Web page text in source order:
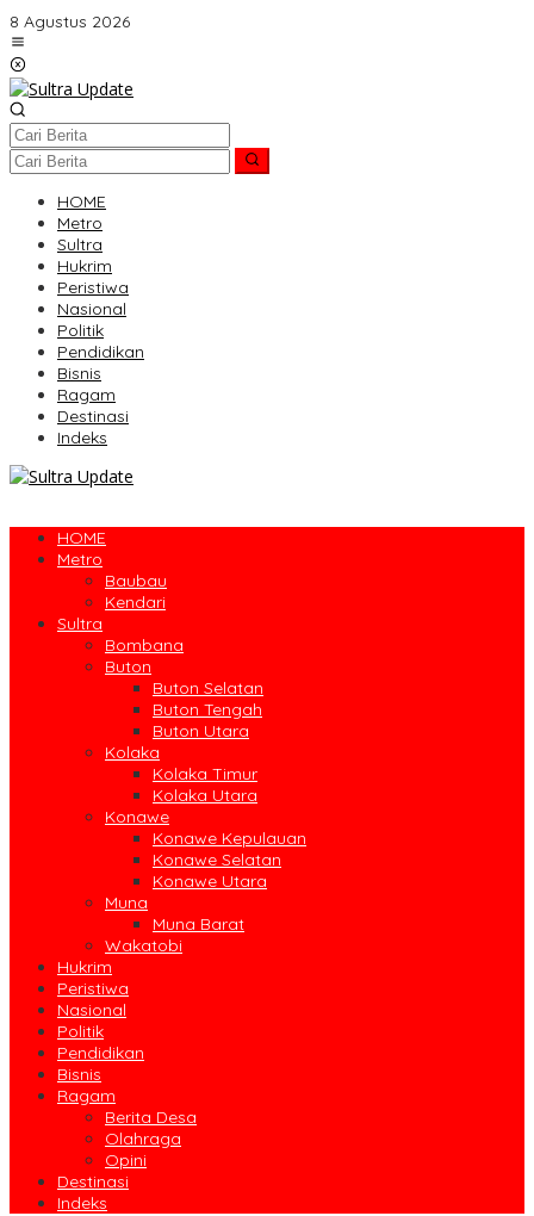
Lewati
ke
konten
8 Agustus 2026
HOME
Metro
Sultra
Hukrim
Peristiwa
Nasional
Politik
Pendidikan
Bisnis
Ragam
Destinasi
Indeks
HOME
Metro
Baubau
Kendari
Sultra
Bombana
Buton
Buton Selatan
Buton Tengah
Buton Utara
Kolaka
Kolaka Timur
Kolaka Utara
Konawe
Konawe Kepulauan
Konawe Selatan
Konawe Utara
Muna
Muna Barat
Wakatobi
Hukrim
Peristiwa
Nasional
Politik
Pendidikan
Bisnis
Ragam
Berita Desa
Olahraga
Opini
Destinasi
Indeks